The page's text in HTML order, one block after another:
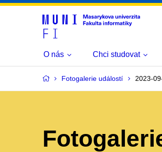
O nás Chci studovat
Fotogalerie událostí 2023-